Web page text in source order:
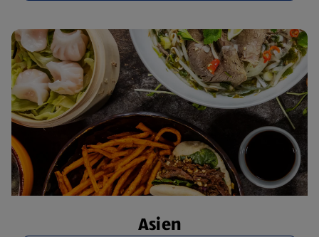
Asien